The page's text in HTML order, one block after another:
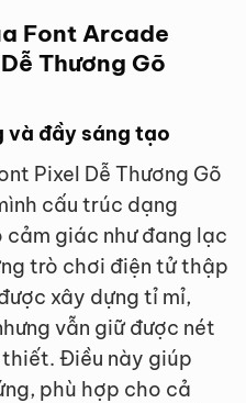
Font Arcade
Thương Gõ
và đầy sáng tạo
Pixel Dễ Thương Gõ
cấu trúc dạng
giác như đang lạc
trò chơi điện tử thập
xây dựng tỉ mỉ,
vẫn giữ được nét
thiết. Điều này giúp
phù hợp cho cả